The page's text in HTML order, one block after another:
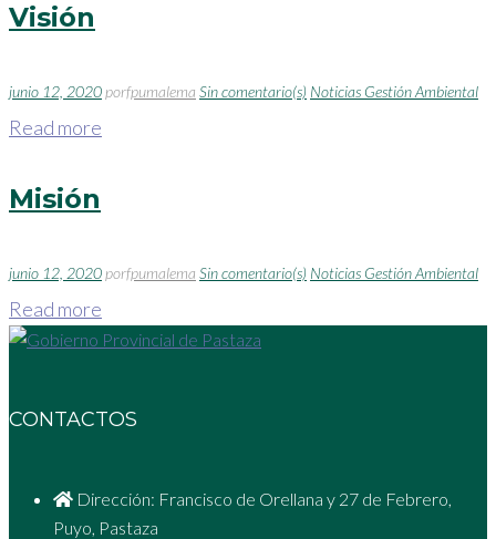
Visión
junio 12, 2020porfpumalema Sin comentario(s) Noticias Gestión Ambiental
Read more
Misión
junio 12, 2020porfpumalema Sin comentario(s) Noticias Gestión Ambiental
Read more
CONTACTOS
Dirección: Francisco de Orellana y 27 de Febrero,
Puyo, Pastaza